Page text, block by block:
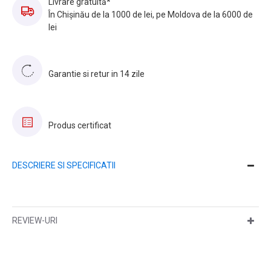
În Chișinău de la 1000 de lei, pe Moldova de la 6000 de
lei
Garantie si retur in 14 zile
Produs certificat
DESCRIERE SI SPECIFICATII
REVIEW-URI